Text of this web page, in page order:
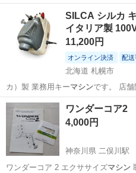
ーも回転し…
SILCA シルカ
イタリア製
11,200円
オンライン決済 配送
北海道 札幌市
カ）製 業務用キーマシン
* 100V…
北海道 札幌市 防災、セキュ
ワンダーコア2
4,000円
神奈川県 二俣川駅
ワンダーコア 2 エクササイズマシン